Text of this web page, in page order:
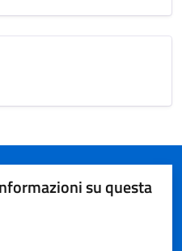
su questa